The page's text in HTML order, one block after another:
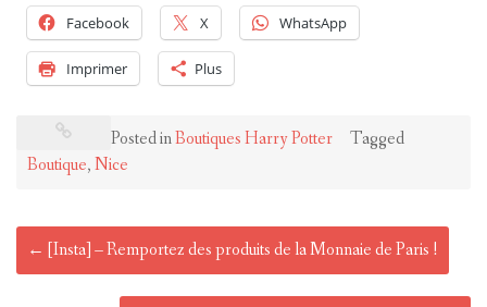
Facebook X WhatsApp
Imprimer Plus
Posted inBoutiques Harry Potter
Tagged
Boutique,Nice
Post
navigation
← [Insta] – Remportez des produits de la Monnaie de Paris !